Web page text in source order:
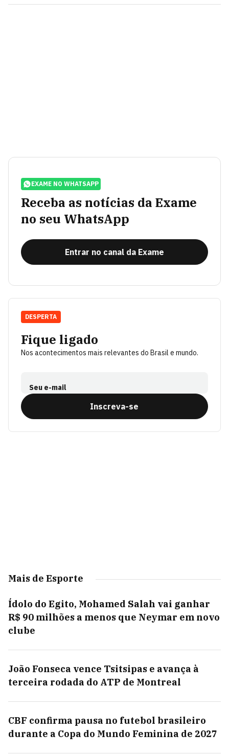
EXAME NO WHATSAPP
Receba as notícias da Exame
no seu WhatsApp
Entrar no canal da Exame
Fique ligado
Nos acontecimentos mais relevantes do Brasil e mundo.
Seu e-mail
Inscreva-se
DESPERTA
Mais de Esporte
Ídolo do Egito, Mohamed Salah vai ganhar
R$ 90 milhões a menos que Neymar em novo
clube
João Fonseca vence Tsitsipas e avança à
terceira rodada do ATP de Montreal
CBF confirma pausa no futebol brasileiro
durante a Copa do Mundo Feminina de 2027